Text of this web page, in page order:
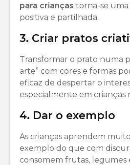
para crianças torna-se
positiva e partilhada.
3. Criar pratos
Transformar o prato numa
arte” com cores e formas
eficaz de despertar o
especialmente em crianças
4. Dar o exemplo
As crianças aprendem
exemplo do que com
consomem frutas, legumes